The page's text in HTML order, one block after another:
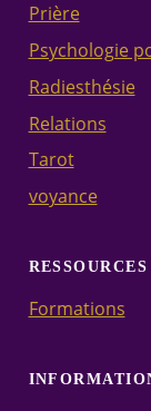
Prière
Psychologie
Radiesthésie
Relations
Tarot
voyance
RESSOURCES
Formations